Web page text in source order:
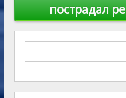
пострадал